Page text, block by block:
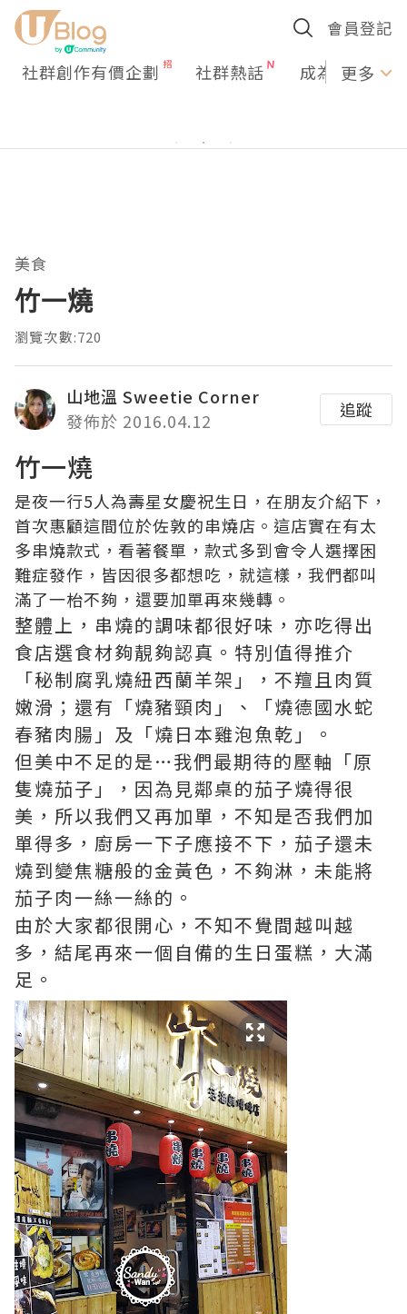
會員登記
社群創作有價企劃 社群熱話 成為U更多
美食
竹一燒
瀏覽次數:720
山地溫 Sweetie Corner
發佈於 2016.04.12
追蹤
竹一燒
是夜一行5人為壽星女慶祝生日，在朋友介紹下，
首次惠顧這間位於佐敦的串燒店。這店實在有太
多串燒款式，看著餐單，款式多到會令人選擇困
難症發作，皆因很多都想吃，就這樣，我們都叫
滿了一枱不夠，還要加單再來幾轉。
整體上，串燒的調味都很好味，亦吃得出
食店選食材夠靚夠認真。特別值得推介
「秘制腐乳燒紐西蘭羊架」，不羶且肉質
嫩滑；還有「燒豬頸肉」、「燒德國水蛇
春豬肉腸」及「燒日本雞泡魚乾」。
但美中不足的是…我們最期待的壓軸「原
隻燒茄子」，因為見鄰桌的茄子燒得很
美，所以我們又再加單，不知是否我們加
單得多，廚房一下子應接不下，茄子還未
燒到變焦糖般的金黃色，不夠淋，未能將
茄子肉一絲一絲的。
由於大家都很開心，不知不覺間越叫越
多，結尾再來一個自備的生日蛋糕，大滿
足。